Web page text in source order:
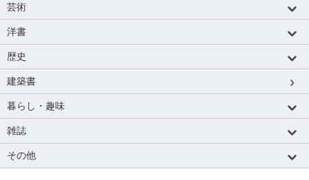
芸術
洋書
歴史
建築書
暮らし・趣味
雑誌
その他